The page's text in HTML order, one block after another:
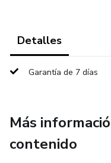
Detalles
Garantía de 7 días
Más
contenido